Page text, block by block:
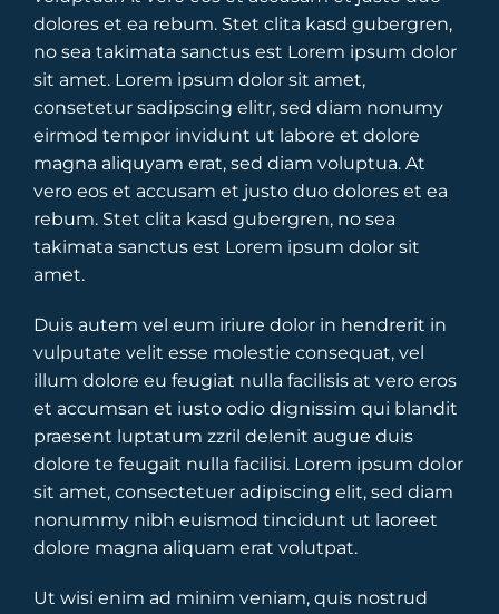
dolores et ea rebum. Stet clita kasd gubergren,
no sea takimata sanctus est Lorem ipsum dolor
sit amet. Lorem ipsum dolor sit amet,
consetetur sadipscing elitr, sed diam nonumy
eirmod tempor invidunt ut labore et dolore
magna aliquyam erat, sed diam voluptua. At
vero eos et accusam et justo duo dolores et ea
rebum. Stet clita kasd gubergren, no sea
takimata sanctus est Lorem ipsum dolor sit
amet.
Duis autem vel eum iriure dolor in hendrerit in
vulputate velit esse molestie consequat, vel
illum dolore eu feugiat nulla facilisis at vero eros
et accumsan et iusto odio dignissim qui blandit
praesent luptatum zzril delenit augue duis
dolore te feugait nulla facilisi. Lorem ipsum dolor
sit amet, consectetuer adipiscing elit, sed diam
nonummy nibh euismod tincidunt ut laoreet
dolore magna aliquam erat volutpat.
Ut wisi enim ad minim veniam, quis nostrud